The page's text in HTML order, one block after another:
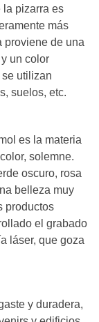
la pizarra es
más
proviene de una
un color
utilizan
suelos, etc.
es la materia
solemne.
oscuro, rosa
belleza muy
productos
el grabado
láser, que goza
y duradera,